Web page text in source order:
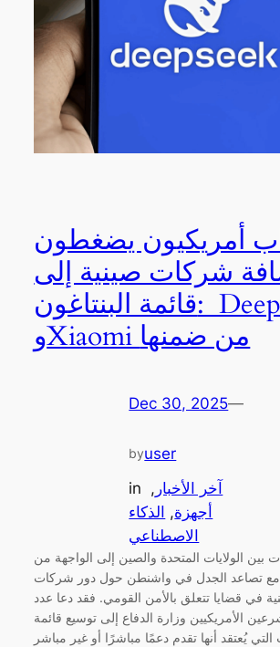
أمريكيون يضغطون
شركات صينية إلى
قائمة البنتاغون: DeepSeek
وXiaomi من ضمنها
Dec 30, 2025—
byuser
in
آخر الأخبار ,
أجهزة, الذكاء
الاصطناعي
بين الولايات المتحدة والصين إلى الواجهة من
مع تصاعد الجدل في واشنطن حول دور شركات
في قضايا تتعلق بالأمن القومي. فقد دعا عدد
الأمريكيين وزارة الدفاع إلى توسيع قائمة
يُعتقد أنها تقدم دعمًا مباشرًا أو غير مباشر